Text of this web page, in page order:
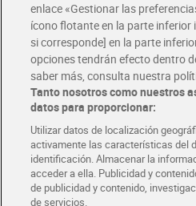
Folletos y Tiendas
Descubre las mejores ofertas y
Tarjeta MaX Dia
Te devuelve hasta 8€/mes de tus
¡Solicita tu tarjeta de crédito aquí!
COMER MEJOR
COLABORA CON DIA ABRE TU
enlace «Gestionar las
ícono flotante en la parte inferior
si corresponde] en la parte
opciones tendrán efecto dentro
saber más, consulta nuestra
Tanto nosotros como nuestros
datos para proporcionar:
Utilizar datos de localización
activamente las características del
identificación. Almacenar la
acceder a ella. Publicidad y
de publicidad y contenido,
de servicios.